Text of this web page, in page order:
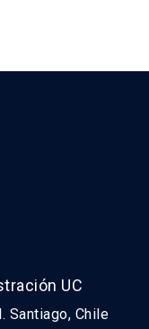
UC
Santiago, Chile